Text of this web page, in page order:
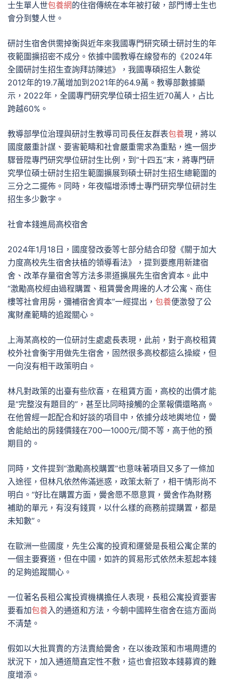
士生單人世包養網的住宿傳統在本年被打破，部門博士生也
會分到雙人世。
研討生宿舍供需掉衡與近年來我國專門研究碩士研討生的年
夜範圍擴招密不成分。依據中國教導在線發布的《2024年
全國研討生招生查詢拜訪陳述》，我國專碩招生人數從
2012年的19.7萬增加到2021年的64.9萬。教導部數據顯
示，2022年，全國專門研究學位碩士招生近70萬人，占比
跨越60%。
教導部學位治理與研討生教導司司長任友群表包養現，將以
國度嚴重計謀、要害範疇和社會嚴重需求為重點，進一個步
驟晉陞專門研究學位研討生比例，到“十四五”末，將專門研
究學位碩士研討生招生範圍擴展到碩士研討生招生總範圍的
三分之二擺佈。同時，年夜幅增添博士專門研究學位研討生
招生多少數字。
社會本錢進局高校宿舍
2024年1月18日，國度發改委等七部分結合印發《關于加大
力度高校先生宿舍扶植的領導看法》，提到要應用新建宿
舍、改革存量宿舍等方法多渠道擴展先生宿舍資本。此中
“激勵高校經由過程購置、租賃黌舍周邊的人才公寓、商住
樓等社會用房，彌補宿舍資本”一經提出， 包養便激發了公
寓財產範疇的追蹤關心。
上海某高校的一位研討生處處長表現，此前，對于高校租賃
校外社會衡宇用做先生宿舍，固然很多高校都這么操縱，但
一向沒有相干政策明白。
林凡對政策的出臺有些欣喜，在租賃方面，高校的出價才能
是“完整沒有題目的”，甚至比同時接觸的企業報價還略高。
在他曾經一起配合和好談的項目中，依據分歧地輿地位，黌
舍能給出的房錢價錢在700—1000元/間不等，高于他的預
期目的。
同時，文件提到“激勵高校購置”也意味著項目又多了一條加
入途徑，但林凡依然佈滿迷惑，政策太新了，相干情形尚不
明白。“好比在購置方面，黌舍愿不愿意買，黌舍作為財務
補助的單元，有沒有錢買，以什么樣的商務前提購置，都是
未知數”。
在歐洲一些國度，先生公寓的投資和運營是長租公寓企業的
一個主要賽道，但在中國，如許的貿易形式依然未惹起本錢
的足夠追蹤關心。
一位著名長租公寓投資機構擔任人表現，長租公寓投資要害
要看加包養入的通道和方法，今朝中國粹生宿舍在這方面尚
不清楚。
假如以大批買賣的方法賣給黌舍，在以後政策和市場周遭的
狀況下，加入通道簡直定性不敷，這也會招致本錢募資的難
度增添。